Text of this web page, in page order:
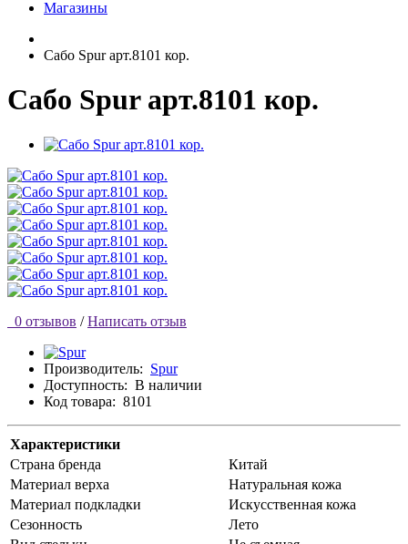
Магазины
Сабо Spur арт.8101 кор.
Сабо Spur арт.8101 кор.
0 отзывов / Написать отзыв
Производитель: Spur
Доступность: В наличии
Код товара: 8101
Характеристики
Страна бренда
Китай
Материал верха
Натуральная кожа
Материал подкладки
Искусственная кожа
Сезонность
Лето